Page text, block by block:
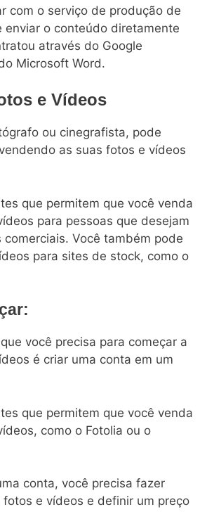
com o serviço de produção de
enviar o conteúdo diretamente
através do Google
Microsoft Word.
e Vídeos
ou cinegrafista, pode
as suas fotos e vídeos
que permitem que você venda
para pessoas que desejam
Você também pode
para sites de stock, como o
você precisa para começar a
é criar uma conta em um
que permitem que você venda
como o Fotolia ou o
conta, você precisa fazer
e vídeos e definir um preço